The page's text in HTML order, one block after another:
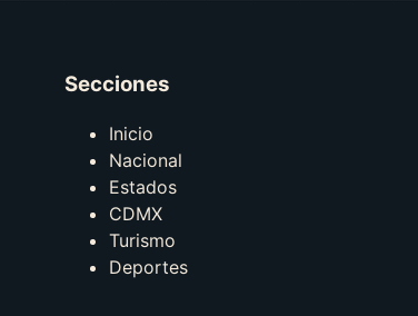
Secciones
Inicio
Nacional
Estados
CDMX
Turismo
Deportes